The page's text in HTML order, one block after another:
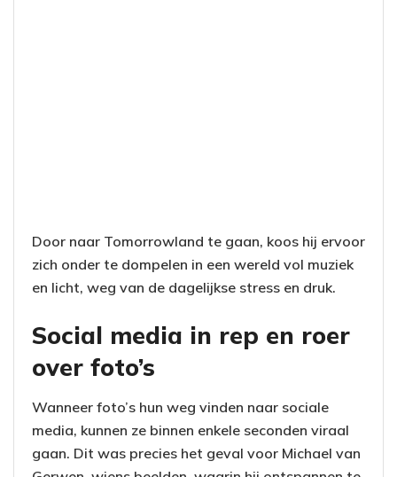
Door naar Tomorrowland te gaan, koos hij ervoor
zich onder te dompelen in een wereld vol muziek
en licht, weg van de dagelijkse stress en druk.
Social media in rep en roer
over foto’s
Wanneer foto’s hun weg vinden naar sociale
media, kunnen ze binnen enkele seconden viraal
gaan. Dit was precies het geval voor Michael van